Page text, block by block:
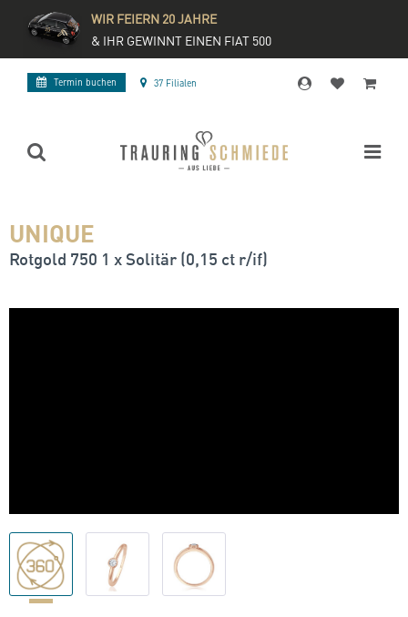
WIR FEIERN 20 JAHRE
& IHR GEWINNT EINEN FIAT 500
Termin buchen 37 Filialen
UNIQUE
Rotgold 750 1 x Solitär (0,15 ct r/if)